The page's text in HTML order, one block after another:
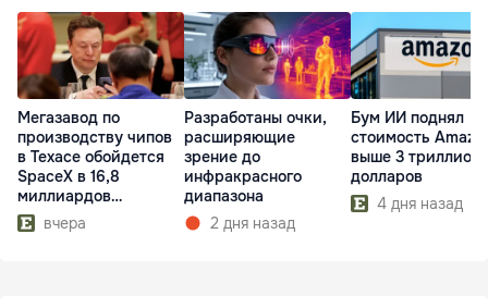
Мегазавод по
производству чипов
в Техасе обойдется
SpaceX в 16,8
миллиардов
долларов
вчера
Разработаны очки,
расширяющие
зрение до
инфракрасного
диапазона
2 дня назад
Бум ИИ поднял
стоимость
выше 3
долларов
4 дня назад